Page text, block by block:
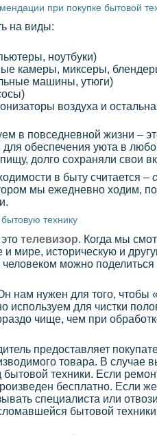
при покупке бытовой
на виды:
ноутбуки)
камеры, миксеры,
машины, утюги)
воздуха и
в повседневной жизни –
для обеспечения уюта в
долго сохраняли свои
в быту считается –
мы ежедневно ходим,
технику
телевизор. Когда мы
и мире, историческую и
можно
нам нужен для того, чтобы
для чистки
чище, чем при
предоставляет
товара. В случае
техники. Если
бесплатно. Если
специалиста или
бытовой